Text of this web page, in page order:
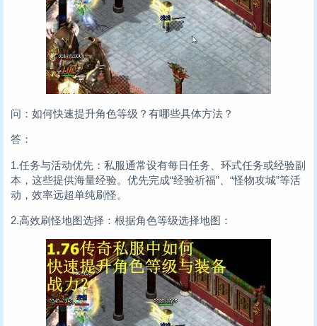
问：如何快速提升角色等级？有哪些具体方法？
答：
1.任务与活动优先：私服通常设有每日任务、环式任务或经验副
本，这些提供海量经验。优先完成“经验祈福”、“怪物攻城”等活
动，效率远超单纯刷怪。
2.高效刷怪地图选择：根据角色等级选择地图：